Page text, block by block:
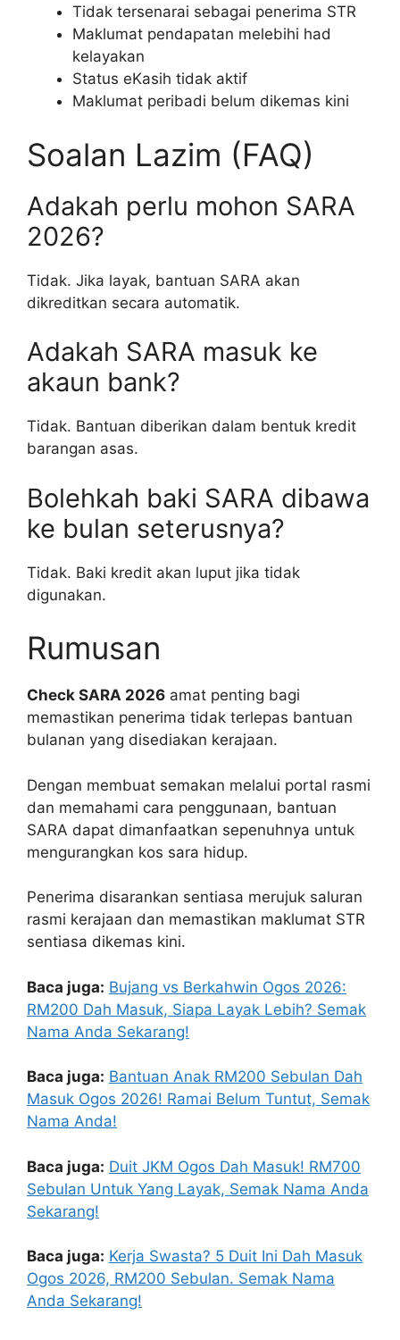
Tidak tersenarai sebagai penerima STR
Maklumat pendapatan melebihi had
kelayakan
Status eKasih tidak aktif
Maklumat peribadi belum dikemas kini
Soalan Lazim (FAQ)
Adakah perlu mohon SARA
2026?
Tidak. Jika layak, bantuan SARA akan
dikreditkan secara automatik.
Adakah SARA masuk ke
akaun bank?
Tidak. Bantuan diberikan dalam bentuk kredit
barangan asas.
Bolehkah baki SARA dibawa
ke bulan seterusnya?
Tidak. Baki kredit akan luput jika tidak
digunakan.
Rumusan
Check SARA 2026 amat penting bagi
memastikan penerima tidak terlepas bantuan
bulanan yang disediakan kerajaan.
Dengan membuat semakan melalui portal rasmi
dan memahami cara penggunaan, bantuan
SARA dapat dimanfaatkan sepenuhnya untuk
mengurangkan kos sara hidup.
Penerima disarankan sentiasa merujuk saluran
rasmi kerajaan dan memastikan maklumat STR
sentiasa dikemas kini.
Baca juga: Bujang vs Berkahwin Ogos 2026:
RM200 Dah Masuk, Siapa Layak Lebih? Semak
Nama Anda Sekarang!
Baca juga: Bantuan Anak RM200 Sebulan Dah
Masuk Ogos 2026! Ramai Belum Tuntut, Semak
Nama Anda!
Baca juga: Duit JKM Ogos Dah Masuk! RM700
Sebulan Untuk Yang Layak, Semak Nama Anda
Sekarang!
Baca juga: Kerja Swasta? 5 Duit Ini Dah Masuk
Ogos 2026, RM200 Sebulan. Semak Nama
Anda Sekarang!